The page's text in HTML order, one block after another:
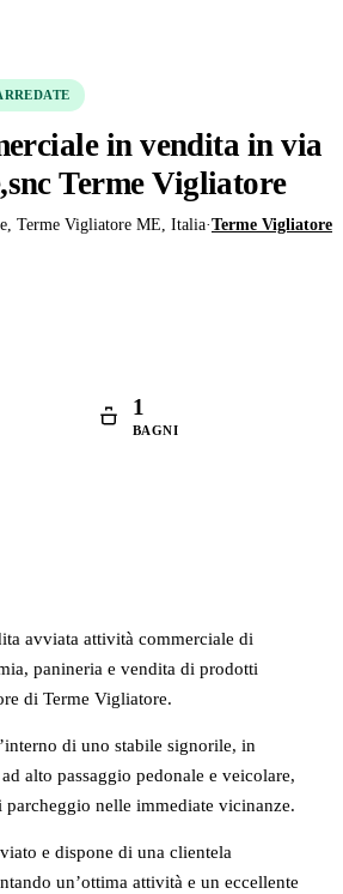
in vendita in via
Terme Vigliatore
Terme Vigliatore ME, Italia·Terme Vigliatore
1
BAGNI
avviata attività commerciale di
panineria e vendita di prodotti
di Terme Vigliatore.
di uno stabile signorile, in
alto passaggio pedonale e veicolare,
nelle immediate vicinanze.
e dispone di una clientela
un’ottima attività e un eccellente